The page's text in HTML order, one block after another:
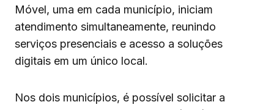
Móvel, uma em cada município, iniciam
atendimento simultaneamente, reunindo
serviços presenciais e acesso a soluções
digitais em um único local.
Nos dois municípios, é possível solicitar a